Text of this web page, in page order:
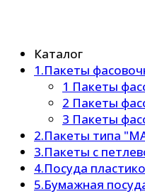
Каталог
1.Пакеты
1 Пакеты
2 Пакеты
3 Пакеты
2.Пакеты типа
3.Пакеты с
4.Посуда
5.Бумажная